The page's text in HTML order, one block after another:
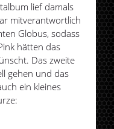
lief damals
mitverantwortlich
Globus, sodass
hätten das
Das zweite
gehen und das
ein kleines